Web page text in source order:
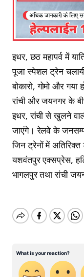
इधर, छठ महापर्व में
पूजा स्पेशल ट्रेन
बोकारो, गोमो और गया
रांची और जयनगर के
इधर, रांची से खुलने
जाएंगे। रेलवे के
जिन ट्रेनों में
यशवंतपुर एक्सप्रेस,
भागलपुर तथा रांची